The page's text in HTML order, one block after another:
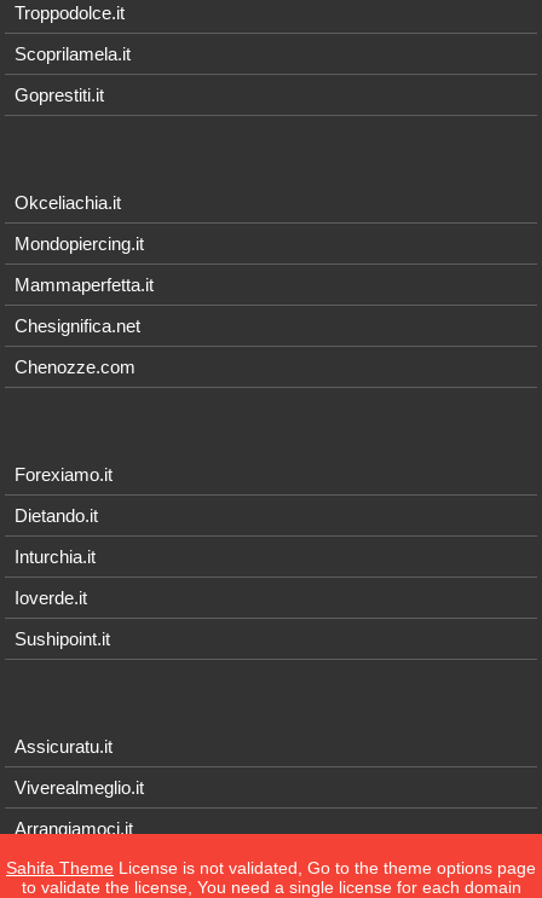
Troppodolce.it
Scoprilamela.it
Goprestiti.it
Okceliachia.it
Mondopiercing.it
Mammaperfetta.it
Chesignifica.net
Chenozze.com
Forexiamo.it
Dietando.it
Inturchia.it
Ioverde.it
Sushipoint.it
Assicuratu.it
Viverealmeglio.it
Arrangiamoci.it
Tecnichef.it
Sahifa Theme License is not validated, Go to the theme options page
to validate the license, You need a single license for each domain